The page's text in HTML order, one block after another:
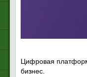
Цифровая
бизнес.